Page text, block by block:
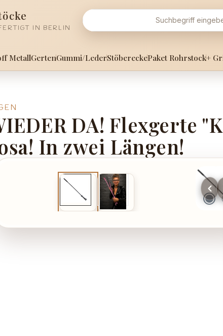
IN BERLIN
MetallGertenGummi/LederStöbereckePaket Rohrstock+
DA! Flexgerte
In zwei Längen!
Bildergalerie überspringen